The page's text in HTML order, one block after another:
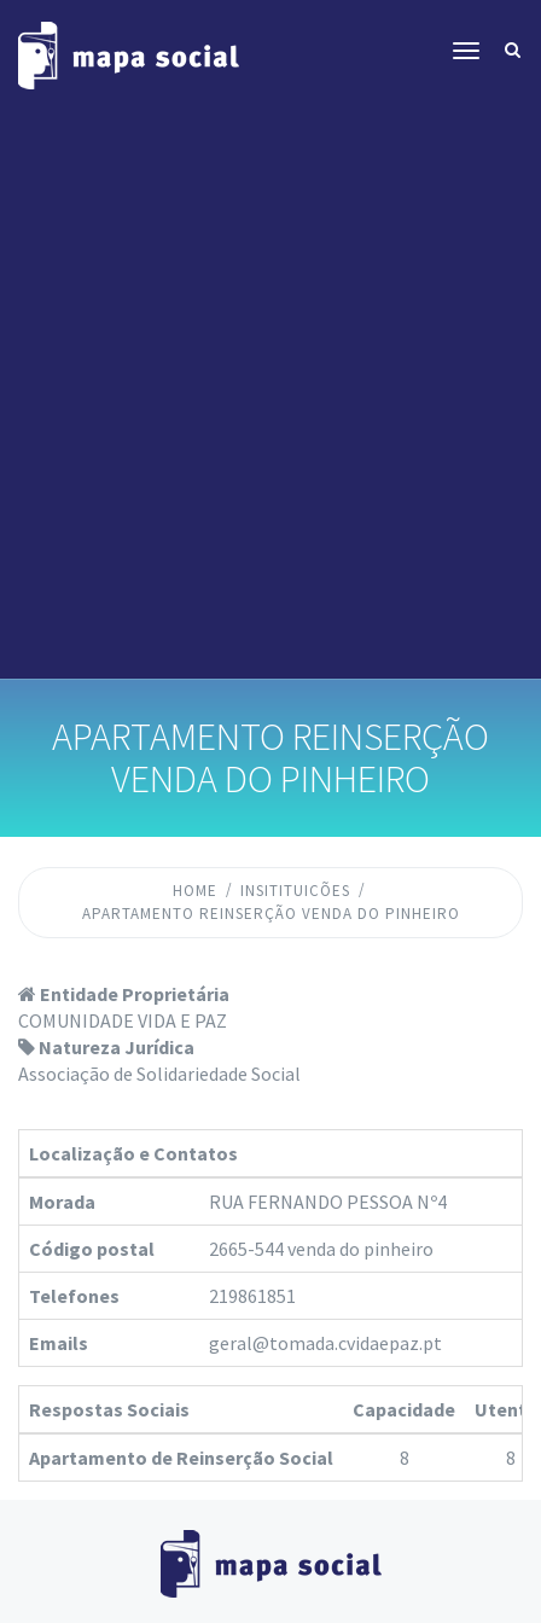
APARTAMENTO REINSERÇÃO
VENDA DO PINHEIRO
HOME
INSITITUICÕES
APARTAMENTO REINSERÇÃO VENDA DO PINHEIRO
Entidade Proprietária
COMUNIDADE VIDA E PAZ
Natureza Jurídica
Associação de Solidariedade Social
Localização e Contatos
Morada
RUA FERNANDO PESSOA Nº4
Código postal
2665-544 venda do pinheiro
Telefones
219861851
Emails
geral@tomada.cvidaepaz.pt
Respostas Sociais Capacidade
Apartamento de Reinserção Social
8 8